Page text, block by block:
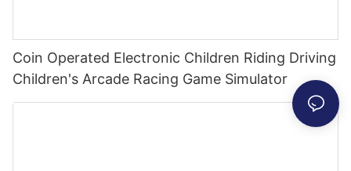
Coin Operated Electronic Children Riding Driving
Children's Arcade Racing Game Simulator